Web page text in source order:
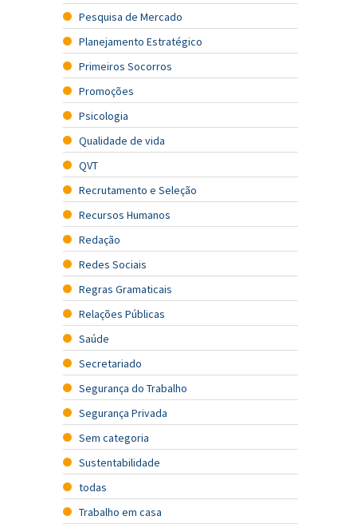
Pesquisa de Mercado
Planejamento Estratégico
Primeiros Socorros
Promoções
Psicologia
Qualidade de vida
QVT
Recrutamento e Seleção
Recursos Humanos
Redação
Redes Sociais
Regras Gramaticais
Relações Públicas
Saúde
Secretariado
Segurança do Trabalho
Segurança Privada
Sem categoria
Sustentabilidade
todas
Trabalho em casa